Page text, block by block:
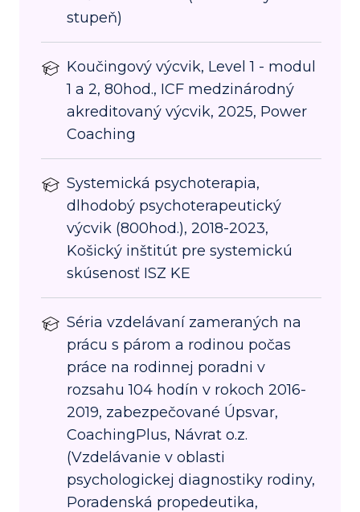
stupeň)
Koučingový výcvik, Level 1 - modul
1 a 2, 80hod., ICF medzinárodný
akreditovaný výcvik, 2025, Power
Coaching
Systemická psychoterapia,
dlhodobý psychoterapeutický
výcvik (800hod.), 2018-2023,
Košický inštitút pre systemickú
skúsenosť ISZ KE
Séria vzdelávaní zameraných na
prácu s párom a rodinou počas
práce na rodinnej poradni v
rozsahu 104 hodín v rokoch 2016-
2019, zabezpečované Úpsvar,
CoachingPlus, Návrat o.z.
(Vzdelávanie v oblasti
psychologickej diagnostiky rodiny,
Poradenská propedeutika,